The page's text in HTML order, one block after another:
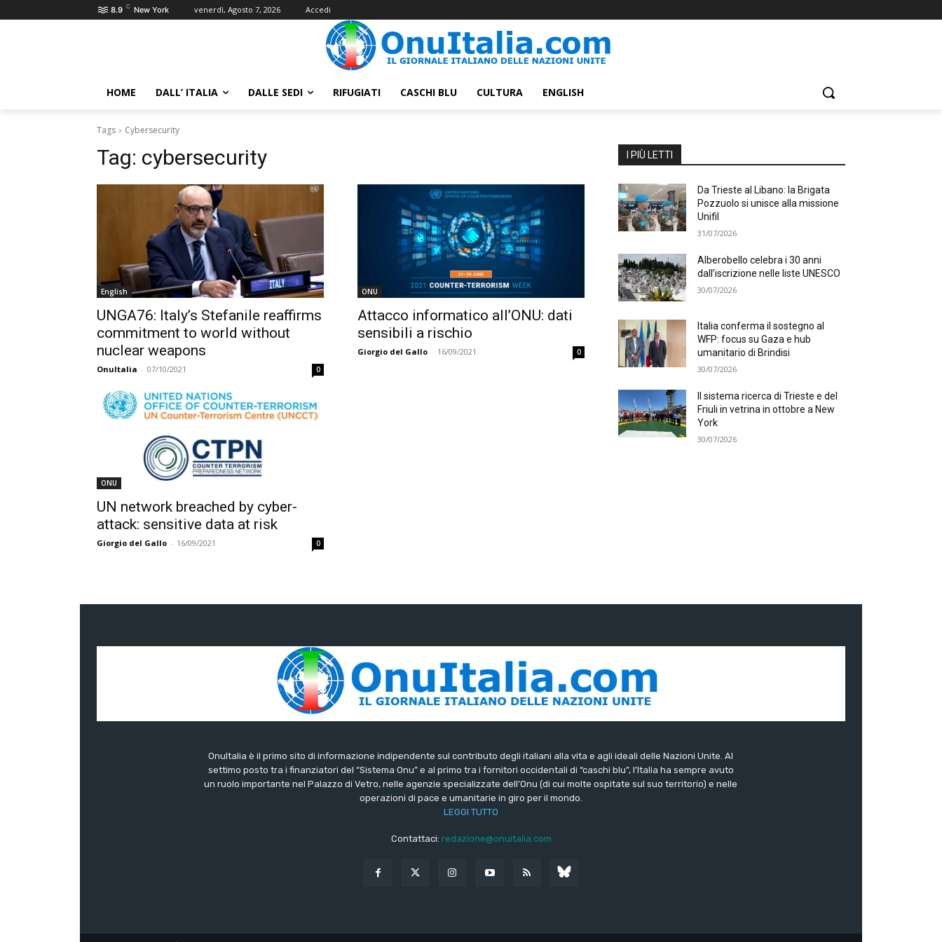
8.9 C New York venerdì, Agosto 7, 2026 Accedi
HOME DALL’ ITALIA DALLE SEDI RIFUGIATI CASCHI BLU CULTURA ENGLISH
Tags Cybersecurity
Tag: cybersecurity
English
UNGA76: Italy’s Stefanile reaffirms
commitment to world without
nuclear weapons
OnuItalia - 07/10/2021 0
ONU
Attacco informatico all’ONU: dati
sensibili a rischio
Giorgio del Gallo - 16/09/2021 0
ONU
UN network breached by cyber-
attack: sensitive data at risk
Giorgio del Gallo - 16/09/2021 0
I PIÙ LETTI
Da Trieste al Libano: la Brigata
Pozzuolo si unisce alla missione
Unifil
31/07/2026
Alberobello celebra i 30 anni
dall’iscrizione nelle liste UNESCO
30/07/2026
Italia conferma il sostegno al
WFP: focus su Gaza e hub
umanitario di Brindisi
30/07/2026
Il sistema ricerca di Trieste e del
Friuli in vetrina in ottobre a New
York
30/07/2026
OnuItalia è il primo sito di informazione indipendente sul contributo degli italiani alla vita e agli ideali delle Nazioni Unite. Al
settimo posto tra i finanziatori del “Sistema Onu” e al primo tra i fornitori occidentali di “caschi blu”, l’Italia ha sempre avuto
un ruolo importante nel Palazzo di Vetro, nelle agenzie specializzate dell’Onu (di cui molte ospitate sul suo territorio) e nelle
operazioni di pace e umanitarie in giro per il mondo.
LEGGI TUTTO
Contattaci: redazione@onuitalia.com